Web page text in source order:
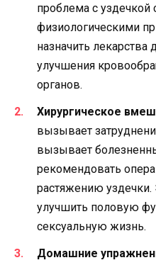
проблема с уздечкой
физиологическими
назначить лекарства
улучшения
органов.
Хирургическое
вызывает
вызывает
рекомендовать
растяжению уздечки.
улучшить половую
сексуальную жизнь.
Домашние